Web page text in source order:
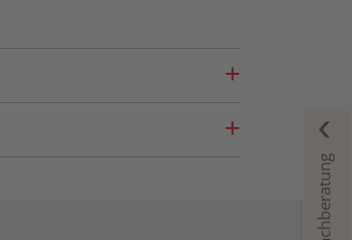
Fachberatung